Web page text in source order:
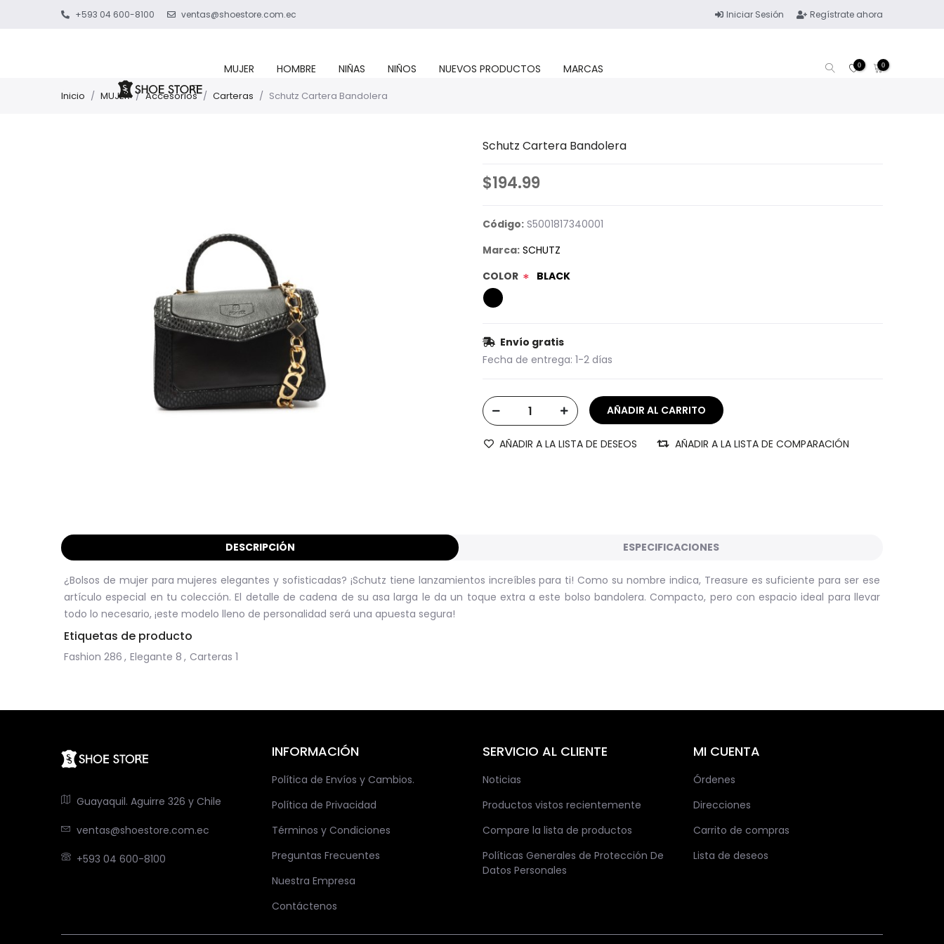
+593 04 600-8100 ventas@shoestore.com.ec Iniciar Sesión Regístrate ahora
MUJER HOMBRE NIÑAS NIÑOS NUEVOS PRODUCTOS MARCAS 0 0
Inicio / MUJER / Accesorios / Carteras / Schutz Cartera Bandolera
Schutz Cartera Bandolera
$194.99
Código: S5001817340001
Marca: SCHUTZ
COLOR * BLACK
Envío gratis
Fecha de entrega: 1-2 días
AÑADIR A LA LISTA DE DESEOS AÑADIR A LA LISTA DE COMPARACIÓN
DESCRIPCIÓN ESPECIFICACIONES
¿Bolsos de mujer para mujeres elegantes y sofisticadas? ¡Schutz tiene lanzamientos increíbles para ti! Como su nombre indica, Treasure es suficiente para ser ese
artículo especial en tu colección. El detalle de cadena de su asa larga le da un toque extra a este bolso bandolera. Compacto, pero con espacio ideal para llevar
todo lo necesario, ¡este modelo lleno de personalidad será una apuesta segura!
Etiquetas de producto
Fashion 286 , Elegante 8 , Carteras 1
Guayaquil. Aguirre 326 y Chile
ventas@shoestore.com.ec
+593 04 600-8100
INFORMACIÓN
Política de Envíos y Cambios.
Política de Privacidad
Términos y Condiciones
Preguntas Frecuentes
Nuestra Empresa
Contáctenos
SERVICIO AL CLIENTE
Noticias
Productos vistos recientemente
Compare la lista de productos
Políticas Generales de Protección De
Datos Personales
MI CUENTA
Órdenes
Direcciones
Carrito de compras
Lista de deseos